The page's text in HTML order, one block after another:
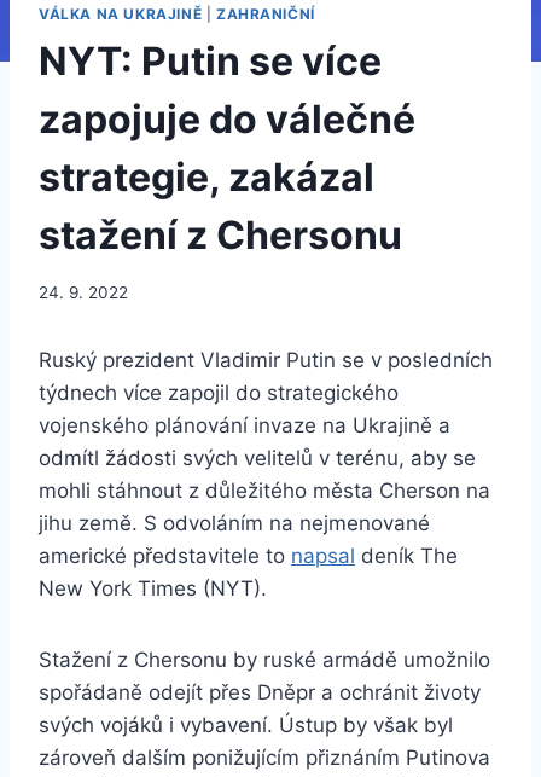
VÁLKA NA UKRAJINĚ ZAHRANIČNÍ
NYT: Putin se více
zapojuje do válečné
strategie, zakázal
stažení z Chersonu
24. 9. 2022
Ruský prezident Vladimir Putin se v posledních
týdnech více zapojil do strategického
vojenského plánování invaze na Ukrajině a
odmítl žádosti svých velitelů v terénu, aby se
mohli stáhnout z důležitého města Cherson na
jihu země. S odvoláním na nejmenované
americké představitele to napsal deník The
New York Times (NYT).
Stažení z Chersonu by ruské armádě umožnilo
spořádaně odejít přes Dněpr a ochránit životy
svých vojáků i vybavení. Ústup by však byl
zároveň dalším ponižujícím přiznáním Putinova